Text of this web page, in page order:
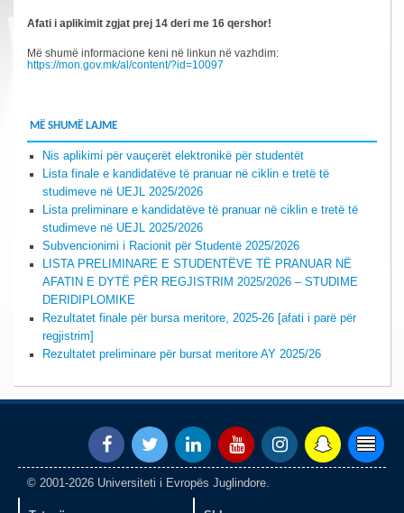
Afati i aplikimit zgjat prej 14 deri me 16 qershor!
Më shumë informacione keni në linkun në vazhdim:
https://mon.gov.mk/al/content/?id=10097
MË SHUMË LAJME
Nis aplikimi për vauçerët elektronikë për studentët
Lista finale e kandidatëve të pranuar në ciklin e tretë të
studimeve në UEJL 2025/2026
Lista preliminare e kandidatëve të pranuar në ciklin e tretë të
studimeve në UEJL 2025/2026
Subvencionimi i Racionit për Studentë 2025/2026
LISTA PRELIMINARE E STUDENTËVE TË PRANUAR NË
AFATIN E DYTË PËR REGJISTRIM 2025/2026 – STUDIME
DERIDIPLOMIKE
Rezultatet finale për bursa meritore, 2025-26 [afati i parë për
regjistrim]
Rezultatet preliminare për bursat meritore AY 2025/26
© 2001-2026 Universiteti i Evropës Juglindore.